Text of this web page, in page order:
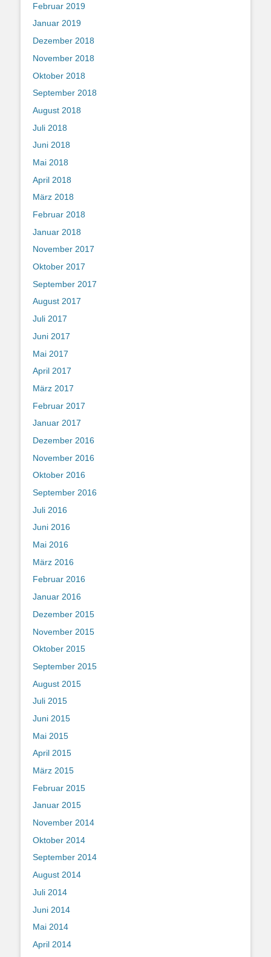
Februar 2019
Januar 2019
Dezember 2018
November 2018
Oktober 2018
September 2018
August 2018
Juli 2018
Juni 2018
Mai 2018
April 2018
März 2018
Februar 2018
Januar 2018
November 2017
Oktober 2017
September 2017
August 2017
Juli 2017
Juni 2017
Mai 2017
April 2017
März 2017
Februar 2017
Januar 2017
Dezember 2016
November 2016
Oktober 2016
September 2016
Juli 2016
Juni 2016
Mai 2016
März 2016
Februar 2016
Januar 2016
Dezember 2015
November 2015
Oktober 2015
September 2015
August 2015
Juli 2015
Juni 2015
Mai 2015
April 2015
März 2015
Februar 2015
Januar 2015
November 2014
Oktober 2014
September 2014
August 2014
Juli 2014
Juni 2014
Mai 2014
April 2014